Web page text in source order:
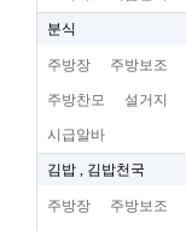
분식
주방장 주방보조
주방찬모 설거지
시급알바
김밥 , 김밥천국
주방장 주방보조